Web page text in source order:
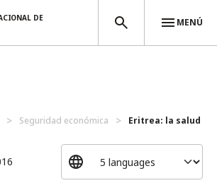
DE
MENÚ
Seguridad económica Eritrea: la salud